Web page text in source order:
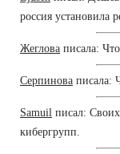
россия установила
Жеглова писала:
Серпинова писала:
Samuil писал:
кибергрупп.